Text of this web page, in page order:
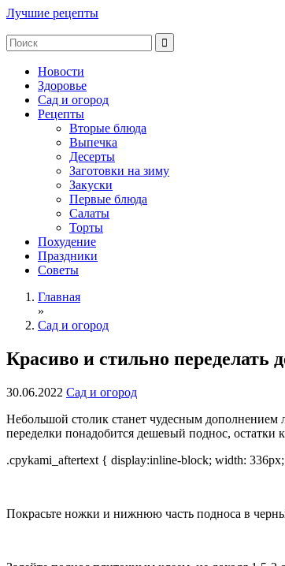
Лучшие рецепты
Новости
Здоровье
Сад и огород
Рецепты
Вторые блюда
Выпечка
Десерты
Заготовки на зиму
Закуски
Первые блюда
Салаты
Торты
Похудение
Праздники
Советы
Главная
»
Сад и огород
Красиво и стильно переделать
30.06.2022 Сад и огород
Небольшой столик станет чудесным дополнением
переделки понадобится дешевый поднос, остатки
.cpykami_aftertext { display:inline-block; width:
Покрасьте ножки и нижнюю часть подноса в